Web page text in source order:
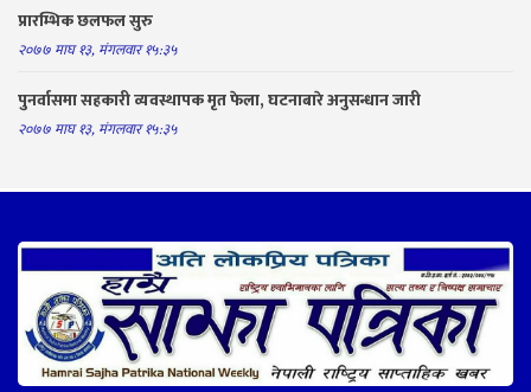
प्रारम्भिक छलफल सुरु
२०७७ माघ १३, मंगलवार १५:३५
पुनर्वासमा सहकारी व्यवस्थापक मृत फेला, घटनाबारे अनुसन्धान जारी
२०७७ माघ १३, मंगलवार १५:३५